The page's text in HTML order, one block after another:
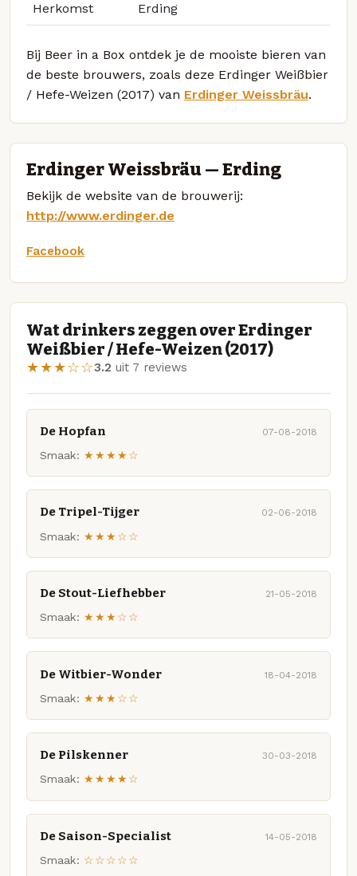
Herkomst Erding
Bij Beer in a Box ontdek je de mooiste bieren van
de beste brouwers, zoals deze Erdinger Weißbier
/ Hefe-Weizen (2017) van Erdinger Weissbräu.
Erdinger Weissbräu — Erding
Bekijk de website van de brouwerij:
http://www.erdinger.de
Facebook
Wat drinkers zeggen over Erdinger
Weißbier / Hefe-Weizen (2017)
★★★☆☆3.2 uit 7 reviews
De Hopfan 07-08-2018
Smaak: ★★★★☆
De Tripel-Tijger 02-06-2018
Smaak: ★★★☆☆
De Stout-Liefhebber 21-05-2018
Smaak: ★★★☆☆
De Witbier-Wonder 18-04-2018
Smaak: ★★★☆☆
De Pilskenner 30-03-2018
Smaak: ★★★★☆
De Saison-Specialist 14-05-2018
Smaak: ☆☆☆☆☆